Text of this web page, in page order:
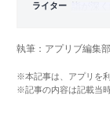
ライター
詣が深
>>JLC
執筆：アプリブ編集部
※本記事は、アプリを
※記事の内容は記載当